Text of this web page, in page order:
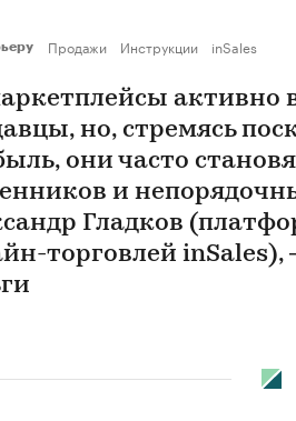
Продажи Инструкции inSales
активно
но, стремясь
они часто
и
Гладков
торговлей inSales),